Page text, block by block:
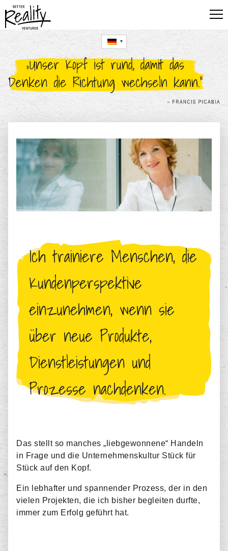
FÜR UNTERNEHMEN
FÜR STARTUPS
FÜR FÜHRUNGSKRÄFTE
BLOG
UTE HILLMER
Ich trainiere Menschen, die
Kundenperspektive
einzunehmen, wenn sie
über neue Produkte,
Dienstleistungen und
Prozesse nachdenken.
Das stellt so manches „liebgewonnene“ Handeln
in Frage und die Unternehmenskultur Stück für
Stück auf den Kopf.
Ein lebhafter und spannender Prozess, der in den
vielen Projekten, die ich bisher begleiten durfte,
immer zum Erfolg geführt hat.